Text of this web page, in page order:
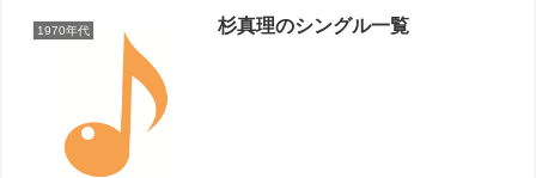
1970年代 杉真理のシングル一覧